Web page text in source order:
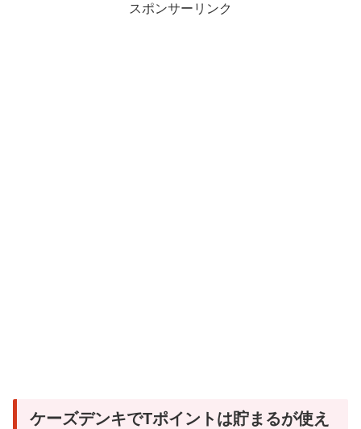
スポンサーリンク
ケーズデンキでTポイントは貯まるが使え